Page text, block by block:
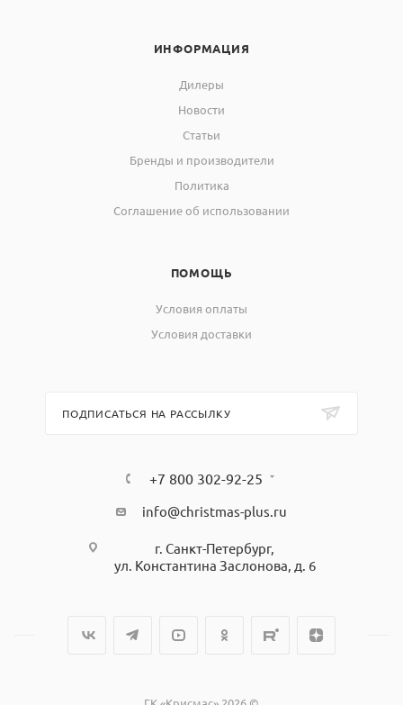
ИНФОРМАЦИЯ
Дилеры
Новости
Статьи
Бренды и производители
Политика
Соглашение об использовании
ПОМОЩЬ
Условия оплаты
Условия доставки
ПОДПИСАТЬСЯ НА РАССЫЛКУ
+7 800 302-92-25
info@christmas-plus.ru
г. Санкт-Петербург,
ул. Константина Заслонова, д. 6